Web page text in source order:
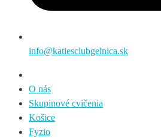
info@katiesclubgelnica.sk
O nás
Skupinové cvičenia
Košice
Fyzio